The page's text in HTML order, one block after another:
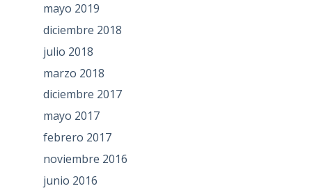
mayo 2019
diciembre 2018
julio 2018
marzo 2018
diciembre 2017
mayo 2017
febrero 2017
noviembre 2016
junio 2016